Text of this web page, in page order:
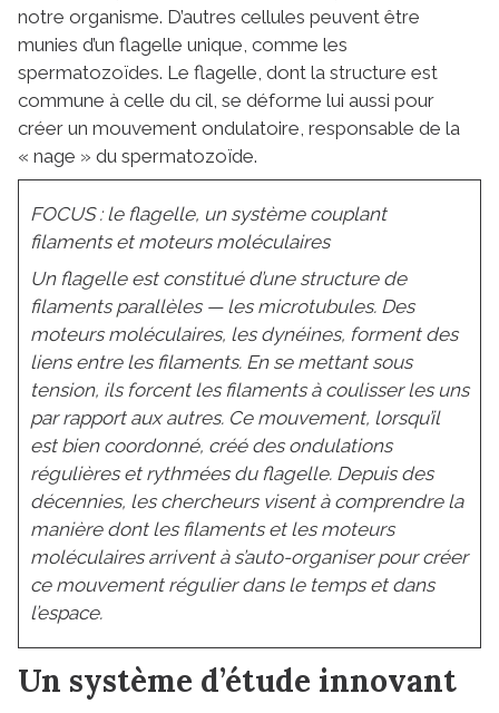
notre organisme. D’autres cellules peuvent être
munies d’un flagelle unique, comme les
spermatozoïdes. Le flagelle, dont la structure est
commune à celle du cil, se déforme lui aussi pour
créer un mouvement ondulatoire, responsable de la
« nage » du spermatozoïde.
FOCUS : le flagelle, un système couplant
filaments et moteurs moléculaires
Un flagelle est constitué d’une structure de
filaments parallèles — les microtubules. Des
moteurs moléculaires, les dynéines, forment des
liens entre les filaments. En se mettant sous
tension, ils forcent les filaments à coulisser les uns
par rapport aux autres. Ce mouvement, lorsqu’il
est bien coordonné, créé des ondulations
régulières et rythmées du flagelle. Depuis des
décennies, les chercheurs visent à comprendre la
manière dont les filaments et les moteurs
moléculaires arrivent à s’auto-organiser pour créer
ce mouvement régulier dans le temps et dans
l’espace.
Un système d’étude innovant